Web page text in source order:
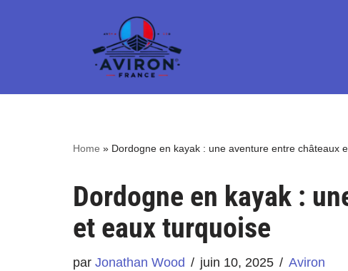
Home » Dordogne en kayak : une aventure entre châteaux
Dordogne en kayak :
et eaux turquoise
par Jonathan Wood juin 10, 2025 Aviron